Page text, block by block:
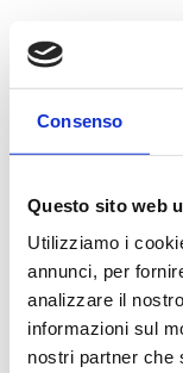
Consenso
Questo sito web
Utilizziamo i
annunci, per
analizzare il
informazioni sul
nostri partner che